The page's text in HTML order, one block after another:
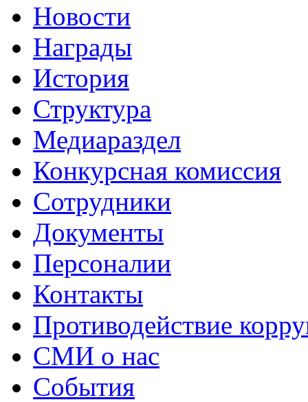
Новости
Награды
История
Структура
Медиараздел
Конкурсная комиссия
Сотрудники
Документы
Персоналии
Контакты
Противодействие
СМИ о нас
События